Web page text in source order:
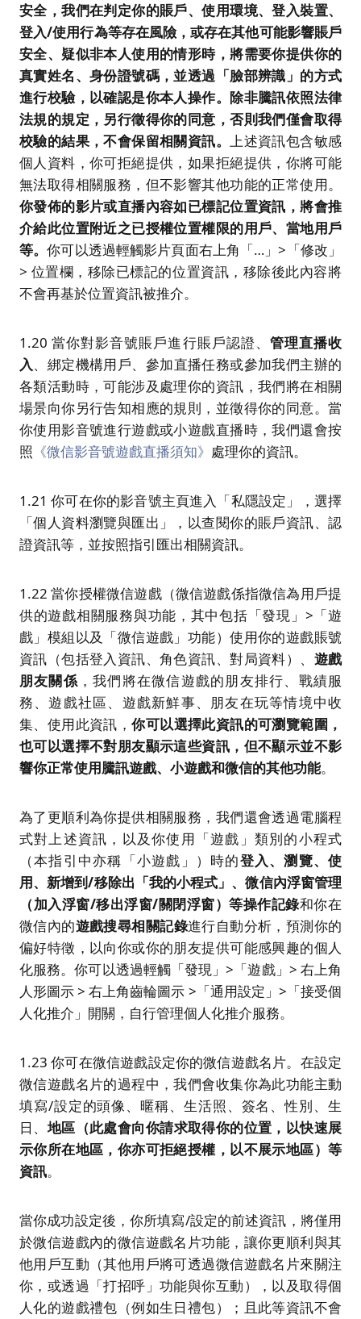
安全，我們在判定你的賬戶、使用環境、登入裝置、
登入/使用行為等存在風險，或存在其他可能影響賬戶
安全、疑似非本人使用的情形時，將需要你提供你的
真實姓名、身份證號碼，並透過「臉部辨識」的方式
進行校驗，以確認是你本人操作。除非騰訊依照法律
法規的規定，另行徵得你的同意，否則我們僅會取得
校驗的結果，不會保留相關資訊。上述資訊包含敏感
個人資料，你可拒絕提供，如果拒絕提供，你將可能
無法取得相關服務，但不影響其他功能的正常使用。
你發佈的影片或直播內容如已標記位置資訊，將會推
介給此位置附近之已授權位置權限的用戶、當地用戶
等。你可以透過輕觸影片頁面右上角「…」>「修改」
> 位置欄，移除已標記的位置資訊，移除後此內容將
不會再基於位置資訊被推介。
1.20 當你對影音號賬戶進行賬戶認證、 管理直播收
入、綁定機構用戶、參加直播任務或參加我們主辦的
各類活動時，可能涉及處理你的資訊，我們將在相關
場景向你另行告知相應的規則，並徵得你的同意。當
你使用影音號進行遊戲或小遊戲直播時，我們還會按
照 《微信影音號遊戲直播須知》 處理你的資訊。
1.21 你可在你的影音號主頁進入「私隱設定」，選擇
「個人資料瀏覽與匯出」，以查閱你的賬戶資訊、認
證資訊等，並按照指引匯出相關資訊。
1.22 當你授權微信遊戲（微信遊戲係指微信為用戶提
供的遊戲相關服務與功能，其中包括「發現」>「遊
戲」模組以及「微信遊戲」功能）使用你的遊戲賬號
資訊（包括登入資訊、角色資訊、對局資料）、 遊戲
朋友關係，我們將在微信遊戲的朋友排行、戰績服
務、遊戲社區、遊戲新鮮事、朋友在玩等情境中收
集、使用此資訊，你可以選擇此資訊的可瀏覽範圍，
也可以選擇不對朋友顯示這些資訊，但不顯示並不影
響你正常使用騰訊遊戲、小遊戲和微信的其他功能。
為了更順利為你提供相關服務，我們還會透過電腦程
式對上述資訊，以及你使用「遊戲」類別的小程式
（本指引中亦稱「小遊戲」）時的登入、瀏覽、使
用、新增到/移除出「我的小程式」、微信內浮窗管理
（加入浮窗/移出浮窗/關閉浮窗）等操作記錄和你在
微信內的遊戲搜尋相關記錄進行自動分析，預測你的
偏好特徵，以向你或你的朋友提供可能感興趣的個人
化服務。你可以透過輕觸「發現」>「遊戲」> 右上角
人形圖示 > 右上角齒輪圖示 >「通用設定」>「接受個
人化推介」開關，自行管理個人化推介服務。
1.23 你可在微信遊戲設定你的微信遊戲名片。在設定
微信遊戲名片的過程中，我們會收集你為此功能主動
填寫/設定的頭像、暱稱、生活照、簽名、性別、生
日、 地區（此處會向你請求取得你的位置，以快速展
示你所在地區，你亦可拒絕授權，以不展示地區）等
資訊。
當你成功設定後，你所填寫/設定的前述資訊，將僅用
於微信遊戲內的微信遊戲名片功能，讓你更順利與其
他用戶互動（其他用戶將可透過微信遊戲名片來關注
你，或透過「打招呼」功能與你互動），以及取得個
人化的遊戲禮包（例如生日禮包）；且此等資訊不會